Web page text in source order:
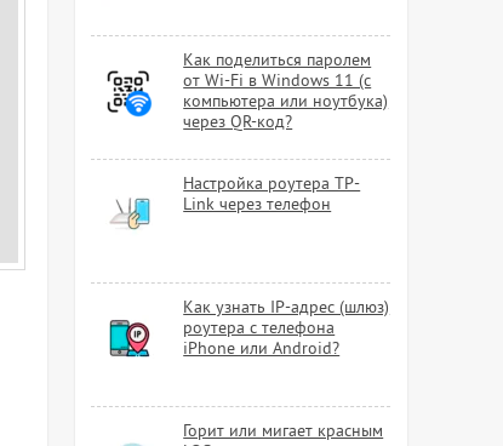
Как поделиться паролем
от Wi-Fi в Windows 11 (с
компьютера или ноутбука)
через QR-код?
Настройка роутера TP-
Link через телефон
Как узнать IP-адрес (шлюз)
роутера с телефона
iPhone или Android?
Горит или мигает красным